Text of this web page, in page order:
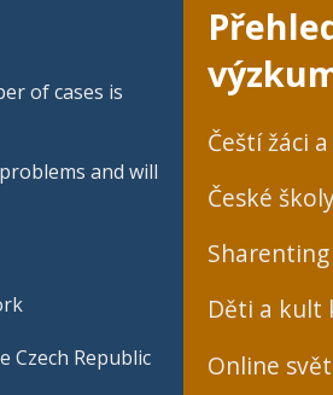
of cases is
and will
Czech Republic
Čeští žáci
České
Děti a kult
Online